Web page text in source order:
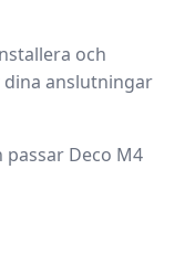
och
anslutningar
Deco M4